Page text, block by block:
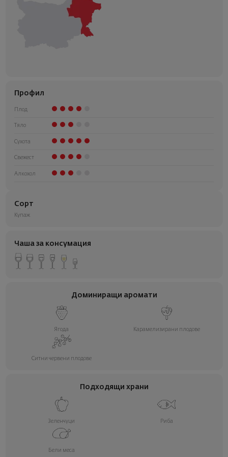
Профил
Плод
Тяло
Сухота
Свежест
Алкохол
Сорт
Купаж
Чаша за консумация
Доминиращи аромати
Ягода Карамелизирани плодове
Ситни червени плодове
Подходящи храни
Зеленчуци Риба
Бели меса